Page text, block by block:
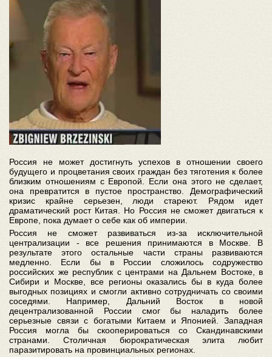
Россия не может достигнуть успехов в отношении своего
будущего и процветания своих граждан без тяготения к более
близким отношениям с Европой. Если она этого не сделает,
она превратится в пустое пространство. Демографический
кризис крайне серьезен, люди стареют. Рядом идет
драматический рост Китая. Но Россия не сможет двигаться к
Европе, пока думает о себе как об империи.
Россия не сможет развиваться из-за исключительной
централизации - все решения принимаются в Москве. В
результате этого остальные части страны развиваются
медленно. Если бы в России сложилось содружество
российских же республик с центрами на Дальнем Востоке, в
Сибири и Москве, все регионы оказались бы в куда более
выгодных позициях и смогли активно сотрудничать со своими
соседями. Например, Дальний Восток в новой
децентрализованной России смог бы наладить более
серьезные связи с богатыми Китаем и Японией. Западная
Россия могла бы скооперироваться со Скандинавскими
странами. Столичная бюрократическая элита любит
паразитировать на провинциальных регионах.